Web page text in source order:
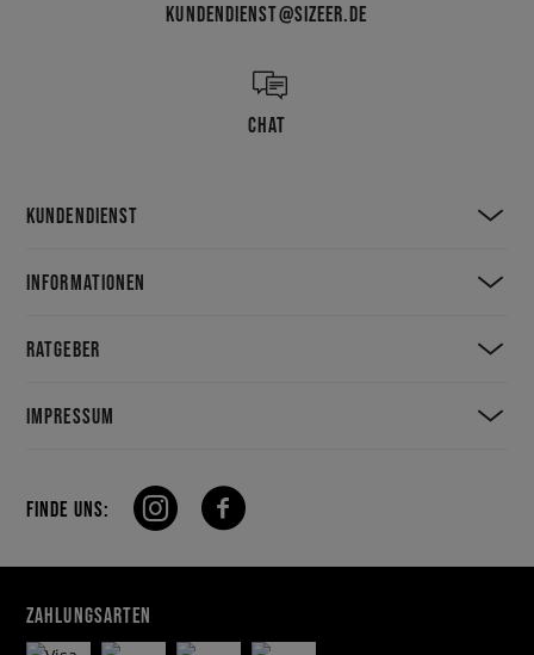
KUNDENDIENST@SIZEER.DE
CHAT
KUNDENDIENST
INFORMATIONEN
RATGEBER
IMPRESSUM
FINDE UNS:
ZAHLUNGSARTEN